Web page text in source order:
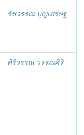
รัชวรรณ บุญเศรษฐ
ศิริวรรณ วรรณศิริ